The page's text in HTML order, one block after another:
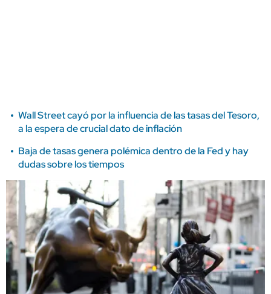
Wall Street cayó por la influencia de las tasas del Tesoro,
a la espera de crucial dato de inflación
Baja de tasas genera polémica dentro de la Fed y hay
dudas sobre los tiempos